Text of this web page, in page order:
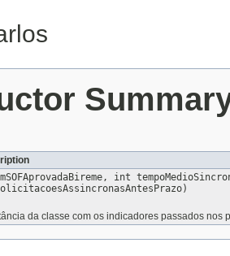
int
da classe com os indicadores passados nos